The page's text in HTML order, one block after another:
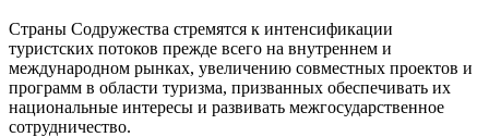
Страны Содружества стремятся к интенсификации
туристских потоков прежде всего на внутреннем и
международном рынках, увеличению совместных проектов и
программ в области туризма, призванных обеспечивать их
национальные интересы и развивать межгосударственное
сотрудничество.